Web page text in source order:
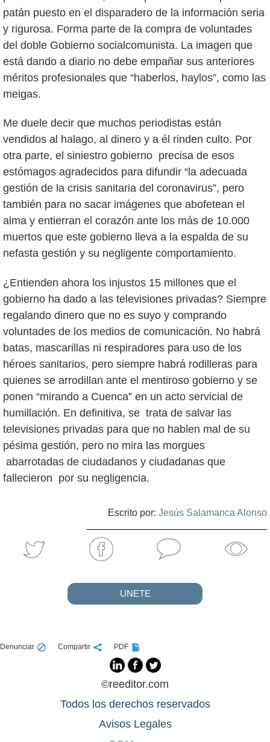
patán puesto en el disparadero de la información seria
y rigurosa. Forma parte de la compra de voluntades
del doble Gobierno socialcomunista. La imagen que
está dando a diario no debe empañar sus anteriores
méritos profesionales que “haberlos, haylos”, como las
meigas.
Me duele decir que muchos periodistas están
vendidos al halago, al dinero y a él rinden culto. Por
otra parte, el siniestro gobierno precisa de esos
estómagos agradecidos para difundir “la adecuada
gestión de la crisis sanitaria del coronavirus”, pero
también para no sacar imágenes que abofetean el
alma y entierran el corazón ante los más de 10.000
muertos que este gobierno lleva a la espalda de su
nefasta gestión y su negligente comportamiento.
¿Entienden ahora los injustos 15 millones que el
gobierno ha dado a las televisiones privadas? Siempre
regalando dinero que no es suyo y comprando
voluntades de los medios de comunicación. No habrá
batas, mascarillas ni respiradores para uso de los
héroes sanitarios, pero siempre habrá rodilleras para
quienes se arrodillan ante el mentiroso gobierno y se
ponen “mirando a Cuenca” en un acto servicial de
humillación. En definitiva, se trata de salvar las
televisiones privadas para que no hablen mal de su
pésima gestión, pero no mira las morgues
abarrotadas de ciudadanos y ciudadanas que
fallecieron por su negligencia.
Escrito por: Jesús Salamanca Alonso
UNETE
Denunciar Compartir PDF
©reeditor.com
Todos los derechos reservados
Avisos Legales